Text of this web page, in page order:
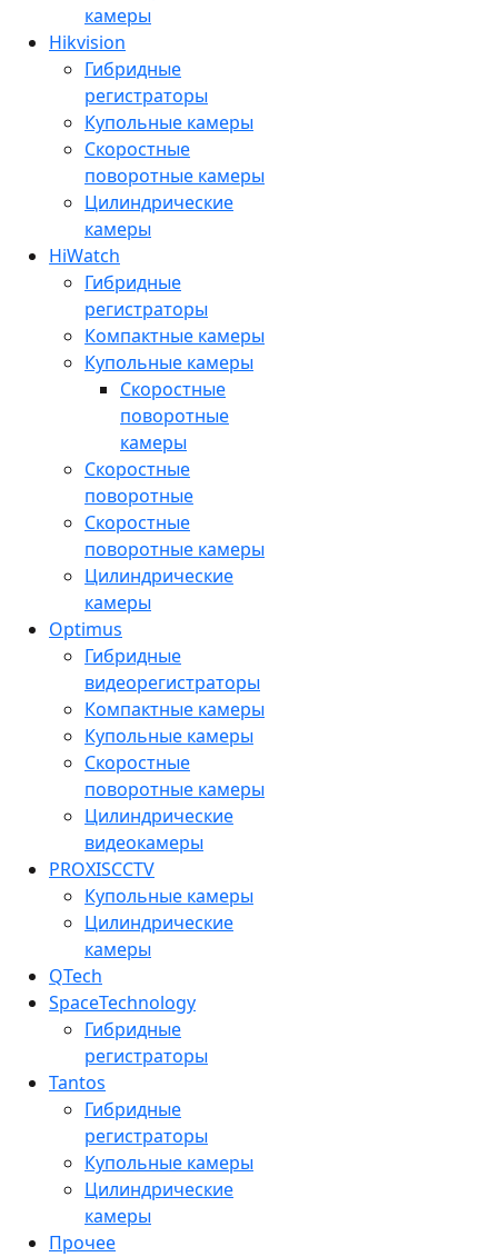
камеры
Hikvision
Гибридные
регистраторы
Купольные камеры
Скоростные
поворотные камеры
Цилиндрические
камеры
HiWatch
Гибридные
регистраторы
Компактные камеры
Купольные камеры
Скоростные
поворотные
камеры
Скоростные
поворотные
Скоростные
поворотные камеры
Цилиндрические
камеры
Optimus
Гибридные
видеорегистраторы
Компактные камеры
Купольные камеры
Скоростные
поворотные камеры
Цилиндрические
видеокамеры
PROXISCCTV
Купольные камеры
Цилиндрические
камеры
QTech
SpaceTechnology
Гибридные
регистраторы
Tantos
Гибридные
регистраторы
Купольные камеры
Цилиндрические
камеры
Прочее